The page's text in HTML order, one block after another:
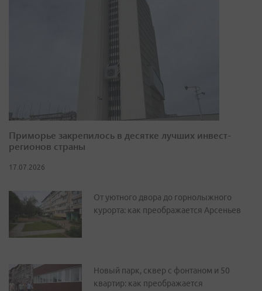
Приморье закрепилось в десятке лучших инвест-
регионов страны
17.07.2026
От уютного двора до горнолыжного
курорта: как преображается Арсеньев
Новый парк, сквер с фонтаном и 50
квартир: как преображается